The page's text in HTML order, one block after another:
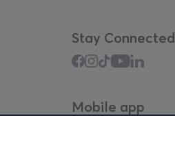
Stay Connected
Mobile app